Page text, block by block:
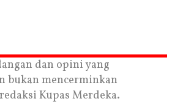
dan opini yang
bukan mencerminkan
Kupas Merdeka.